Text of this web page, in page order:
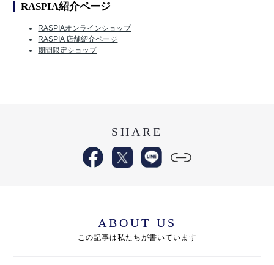
RASPIA紹介ページ
RASPIAオンラインショップ
RASPIA 店舗紹介ページ
期間限定ショップ
SHARE
ABOUT US
この記事は私たちが書いています